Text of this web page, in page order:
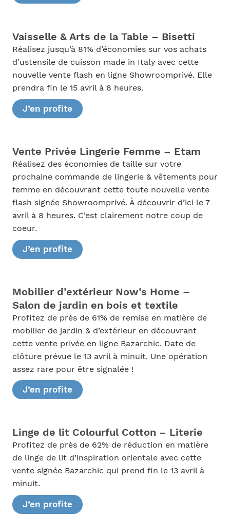
Vaisselle & Arts de la Table – Bisetti
Réalisez jusqu’à 81% d’économies sur vos achats
d’ustensile de cuisson made in Italy avec cette
nouvelle vente flash en ligne Showroomprivé. Elle
prendra fin le 15 avril à 8 heures.
J’en profite
Vente Privée Lingerie Femme – Etam
Réalisez des économies de taille sur votre
prochaine commande de lingerie & vêtements pour
femme en découvrant cette toute nouvelle vente
flash signée Showroomprivé. À découvrir d’ici le 7
avril à 8 heures. C’est clairement notre coup de
coeur.
J’en profite
Mobilier d’extérieur Now’s Home –
Salon de jardin en bois et textile
Profitez de près de 61% de remise en matière de
mobilier de jardin & d’extérieur en découvrant
cette vente privée en ligne Bazarchic. Date de
clôture prévue le 13 avril à minuit. Une opération
assez rare pour être signalée !
J’en profite
Linge de lit Colourful Cotton – Literie
Profitez de près de 62% de réduction en matière
de linge de lit d’inspiration orientale avec cette
vente signée Bazarchic qui prend fin le 13 avril à
minuit.
J’en profite